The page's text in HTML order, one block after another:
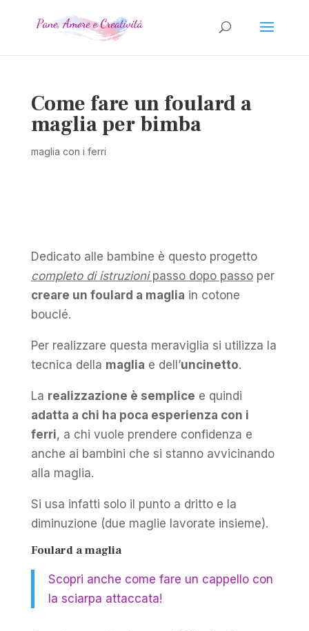
Come fare un foulard a
maglia per bimba
maglia con i ferri
Dedicato alle bambine è questo progetto
completo di istruzionipasso dopo passoper
creare un foulard a maglia in cotone
bouclé.
Per realizzare questa meraviglia si utilizza la
tecnica della maglia e dell’uncinetto.
La realizzazione è semplice e quindi
adatta a chi ha poca esperienza con i
ferri, a chi vuole prendere confidenza e
anche ai bambini che si stanno avvicinando
alla maglia.
Si usa infatti solo il punto a dritto e la
diminuzione (due maglie lavorate insieme).
Foulard a maglia
Scopri anche come fare un cappello con
la sciarpa attaccata!